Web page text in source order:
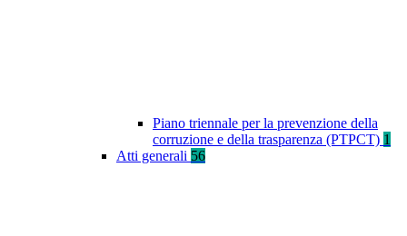
Piano triennale per la prevenzione della
corruzione e della trasparenza (PTPCT) 1
Atti generali 56